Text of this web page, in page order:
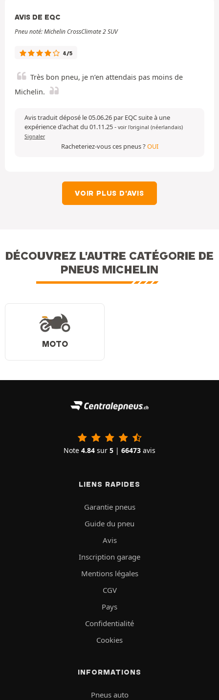
AVIS DE EQC
Pneu noté: Michelin CrossClimate 2 SUV
4/5
Très bon pneu, je n’en attendais pas moins de
Michelin.
Avis traduit déposé le 05.06.26 par EQC suite à une
expérience d'achat du 01.11.25- voir l'original (néerlandais)
Signaler
Racheteriez-vous ces pneus ?OUI
VOIR PLUS D'AVIS
DÉCOUVREZ L'AUTRE CATÉGORIE DE
PNEUS MICHELIN
MOTO
Note 4.84 sur 5 | 66473 avis
LIENS RAPIDES
Garantie pneus
Guide du pneu
Avis
Inscription garage
Mentions légales
CGV
Pays
Confidentialité
Cookies
INFORMATIONS
Pneus auto